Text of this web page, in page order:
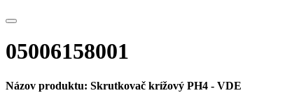
05006158001
Názov produktu: Skrutkovač krížový PH4 - VDE